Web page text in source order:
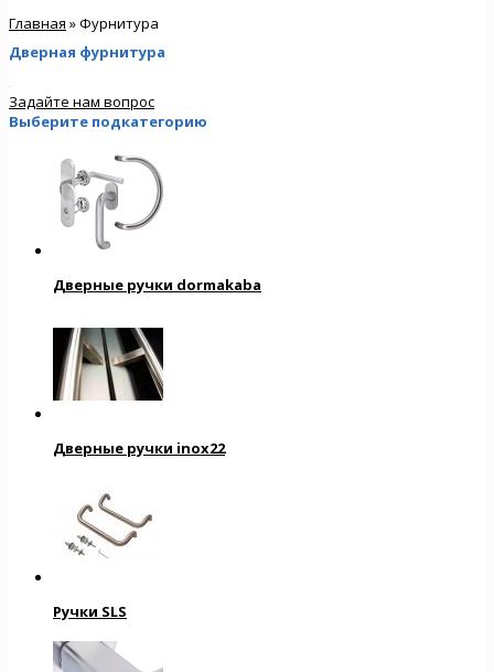
Главная » Фурнитура
Дверная фурнитура
Задайте нам вопрос
Выберите подкатегорию
Дверные ручки dormakaba
Дверные ручки inox22
Ручки SLS